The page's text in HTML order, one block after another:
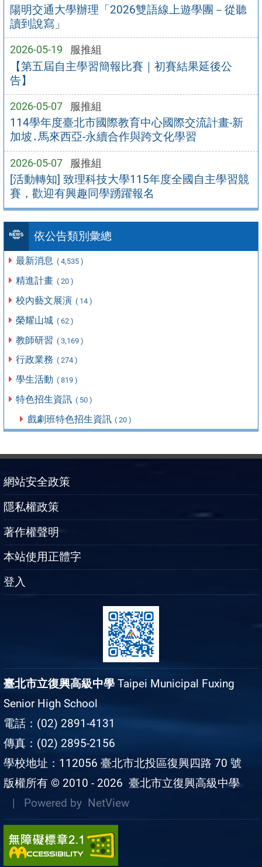
陽明交通大學辦理「2026雙語線上遊學團－從聽
讀到說寫」
2026-05-19 服推組
【第五屆自主學習簡報比賽｜初賽結果延後公
告】
2026-05-07 服推組
114學年度臺北市國際教育中心國際交流計畫-新
加坡․馬來西亞-永續合作與跨文化學習
2026-05-07 服推組
[活動轉知] 致理科技大學115年度全國自主學習競
賽，歡迎有興趣同學踴躍報名
依公告類別彙總
最新消息 ( 4,535 )
精進計畫 ( 20 )
校內藝文展演 ( 14 )
榮耀山城 ( 62 )
教師研習 ( 3,169 )
行政業務 ( 274 )
學生活動 ( 819 )
特色招生資訊 ( 50 )
戲劇班特色招生資訊 ( 20 )
網站安全政策
隱私權政策
著作權聲明
本站使用正體字
登入
臺北市立復興高級中學 Taipei Municipal Fuxing
Senior High School
電話：(02) 2891-4131
傳真：(02) 2895-2156
學校地址：112056 臺北市北投區復興四路 70 號
版權所有 © 2010 - 2026 臺北市立復興高級中學
| Powered by NetView